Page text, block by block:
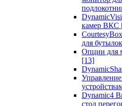
камер ВКС
для
Опции для
[13]
Dynamic4
стол